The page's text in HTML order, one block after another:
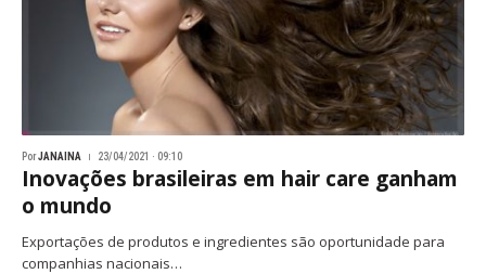
PorJANAINA 23/04/2021 · 09:10
Inovações brasileiras em hair care ganham
o mundo
Exportações de produtos e ingredientes são oportunidade para
companhias nacionais…